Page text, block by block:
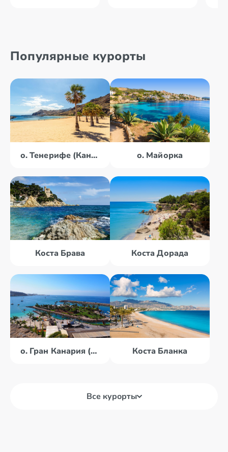
Популярные курорты
о. Тенерифе (Канары) о. Майорка
Коста Брава Коста Дорада
о. Гран Канария (Канары) Коста Бланка
Все курорты